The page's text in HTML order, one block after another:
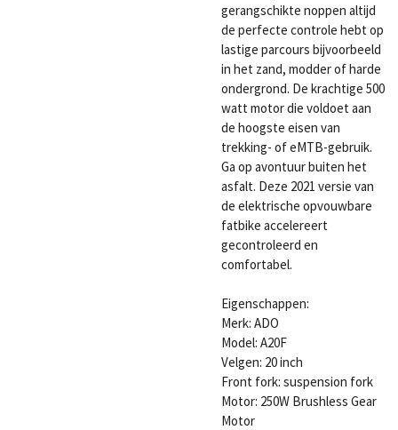
gerangschikte noppen altijd
de perfecte controle hebt op
lastige parcours bijvoorbeeld
in het zand, modder of harde
ondergrond. De krachtige 500
watt motor die voldoet aan
de hoogste eisen van
trekking- of eMTB-gebruik.
Ga op avontuur buiten het
asfalt. Deze 2021 versie van
de elektrische opvouwbare
fatbike accelereert
gecontroleerd en
comfortabel.
Eigenschappen:
Merk: ADO
Model: A20F
Velgen: 20 inch
Front fork: suspension fork
Motor: 250W Brushless Gear
Motor